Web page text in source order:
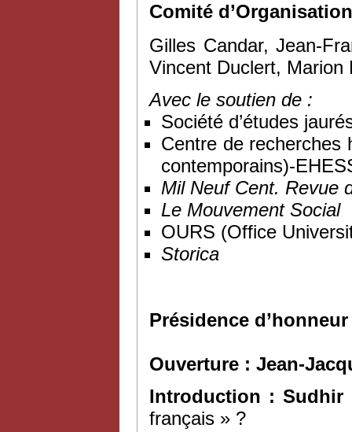
Comité d’Organisation
Gilles Candar, Jean-
Vincent Duclert, Marion
Avec le soutien de :
Société d’études
Centre de recherches
contemporains)-
Mil Neuf Cent. Revue
Le Mouvement Social
OURS (Office
Storica
Présidence
Ouverture : Jean-
Introduction : Sudhir
français » ?